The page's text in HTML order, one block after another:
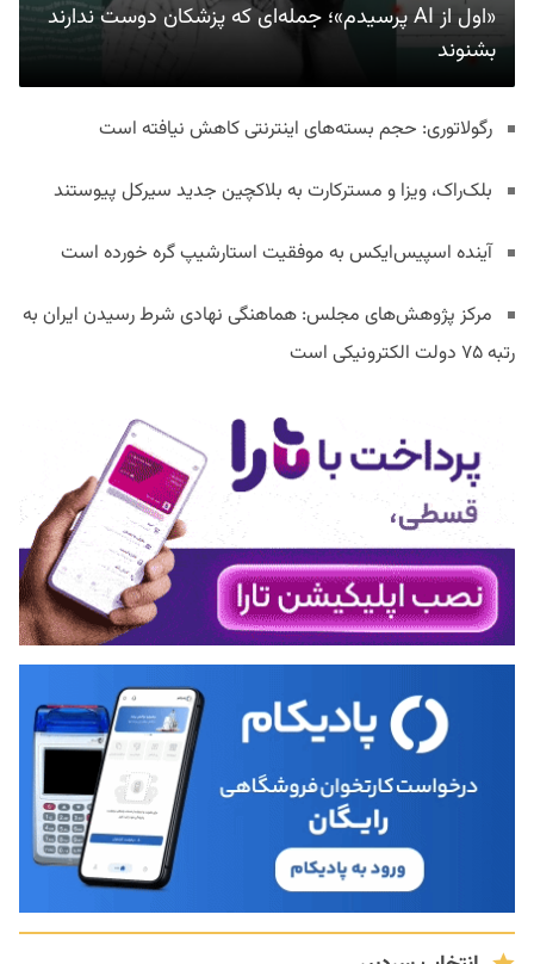
«اول از AI پرسیدم»؛ جمله‌ای که پزشکان دوست ندارند
بشنوند
رگولاتوری: حجم بسته‌های اینترنتی کاهش نیافته است
بلک‌راک، ویزا و مسترکارت به بلاکچین جدید سیرکل پیوستند
آینده اسپیس‌ایکس به موفقیت استارشیپ گره خورده است
مرکز پژوهش‌های مجلس: هماهنگی نهادی شرط رسیدن ایران به
رتبه ۷۵ دولت الکترونیکی است